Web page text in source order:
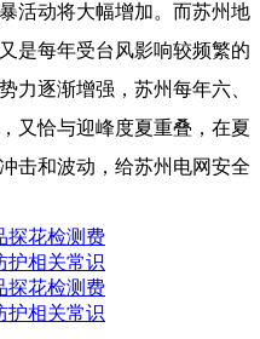
活动将大幅增加。而苏州地
又是每年受台风影响较频繁的
逐渐增强，苏州每年六、
又恰与迎峰度夏重叠，在夏
击和波动，给苏州电网安全
探花检测费
护相关常识
探花检测费
护相关常识